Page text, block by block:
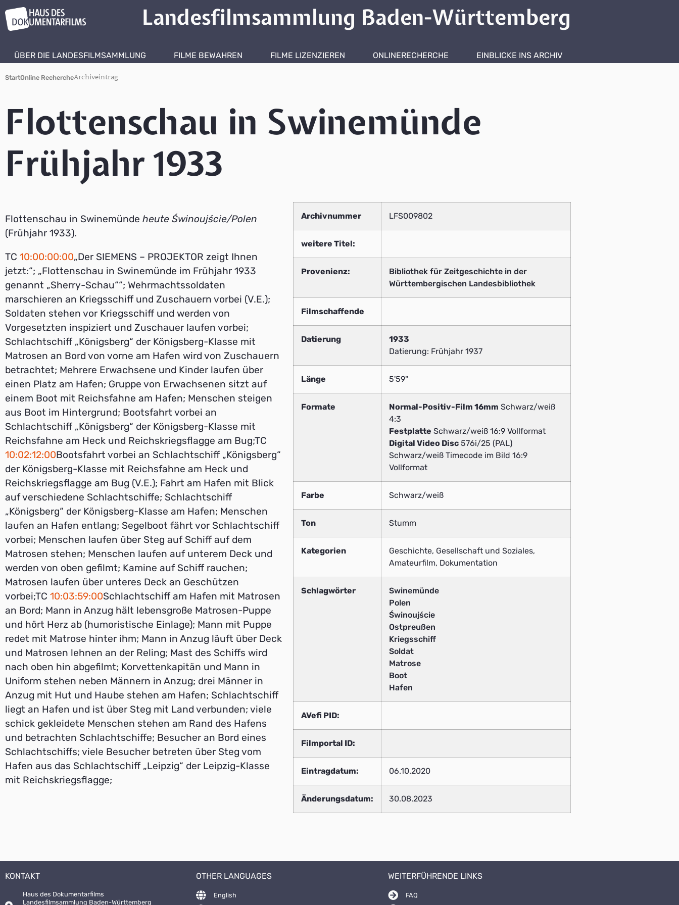
Landesfilmsammlung Baden-Württemberg
ÜBER DIE LANDESFILMSAMMLUNG FILME BEWAHREN FILME LIZENZIEREN ONLINERECHERCHE EINBLICKE INS ARCHIV
StartOnline RechercheArchiveintrag
Flottenschau in Swinemünde
Frühjahr 1933
Flottenschau in Swinemünde heute Świnoujście/Polen
(Frühjahr 1933).
TC 10:00:00:00„Der SIEMENS – PROJEKTOR zeigt Ihnen
jetzt:“; „Flottenschau in Swinemünde im Frühjahr 1933
genannt „Sherry-Schau““; Wehrmachtssoldaten
marschieren an Kriegsschiff und Zuschauern vorbei (V.E.);
Soldaten stehen vor Kriegsschiff und werden von
Vorgesetzten inspiziert und Zuschauer laufen vorbei;
Schlachtschiff „Königsberg“ der Königsberg-Klasse mit
Matrosen an Bord von vorne am Hafen wird von Zuschauern
betrachtet; Mehrere Erwachsene und Kinder laufen über
einen Platz am Hafen; Gruppe von Erwachsenen sitzt auf
einem Boot mit Reichsfahne am Hafen; Menschen steigen
aus Boot im Hintergrund; Bootsfahrt vorbei an
Schlachtschiff „Königsberg“ der Königsberg-Klasse mit
Reichsfahne am Heck und Reichskriegsflagge am Bug;TC
10:02:12:00Bootsfahrt vorbei an Schlachtschiff „Königsberg“
der Königsberg-Klasse mit Reichsfahne am Heck und
Reichskriegsflagge am Bug (V.E.); Fahrt am Hafen mit Blick
auf verschiedene Schlachtschiffe; Schlachtschiff
„Königsberg“ der Königsberg-Klasse am Hafen; Menschen
laufen an Hafen entlang; Segelboot fährt vor Schlachtschiff
vorbei; Menschen laufen über Steg auf Schiff auf dem
Matrosen stehen; Menschen laufen auf unterem Deck und
werden von oben gefilmt; Kamine auf Schiff rauchen;
Matrosen laufen über unteres Deck an Geschützen
vorbei;TC 10:03:59:00Schlachtschiff am Hafen mit Matrosen
an Bord; Mann in Anzug hält lebensgroße Matrosen-Puppe
und hört Herz ab (humoristische Einlage); Mann mit Puppe
redet mit Matrose hinter ihm; Mann in Anzug läuft über Deck
und Matrosen lehnen an der Reling; Mast des Schiffs wird
nach oben hin abgefilmt; Korvettenkapitän und Mann in
Uniform stehen neben Männern in Anzug; drei Männer in
Anzug mit Hut und Haube stehen am Hafen; Schlachtschiff
liegt an Hafen und ist über Steg mit Land verbunden; viele
schick gekleidete Menschen stehen am Rand des Hafens
und betrachten Schlachtschiffe; Besucher an Bord eines
Schlachtschiffs; viele Besucher betreten über Steg vom
Hafen aus das Schlachtschiff „Leipzig“ der Leipzig-Klasse
mit Reichskriegsflagge;
Archivnummer LFS009802
weitere Titel:
Provenienz:
Bibliothek für Zeitgeschichte in der
Württembergischen Landesbibliothek
Filmschaffende
Datierung
1933
Datierung: Frühjahr 1937
Länge 5'59"
Formate Normal-Positiv-Film 16mm Schwarz/weiß
4:3
Festplatte Schwarz/weiß 16:9 Vollformat
Digital Video Disc 576i/25 (PAL)
Schwarz/weiß Timecode im Bild 16:9
Vollformat
Farbe Schwarz/weiß
Ton Stumm
Kategorien
Geschichte, Gesellschaft und Soziales,
Amateurfilm, Dokumentation
Schlagwörter
Swinemünde
Polen
Świnoujście
Ostpreußen
Kriegsschiff
Soldat
Matrose
Boot
Hafen
AVefi PID:
Filmportal ID:
Eintragdatum: 06.10.2020
Änderungsdatum: 30.08.2023
KONTAKT
Haus des Dokumentarfilms
Landesfilmsammlung Baden-Württemberg
OTHER LANGUAGES
English
WEITERFÜHRENDE LINKS
FAQ